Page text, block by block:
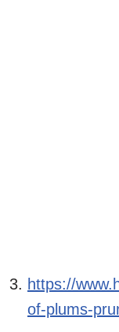
https://
of-plums-